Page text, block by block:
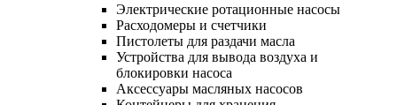
Электрические ротационные насосы
Расходомеры и счетчики
Пистолеты для раздачи масла
Устройства для вывода воздуха и
блокировки насоса
Аксессуары масляных насосов